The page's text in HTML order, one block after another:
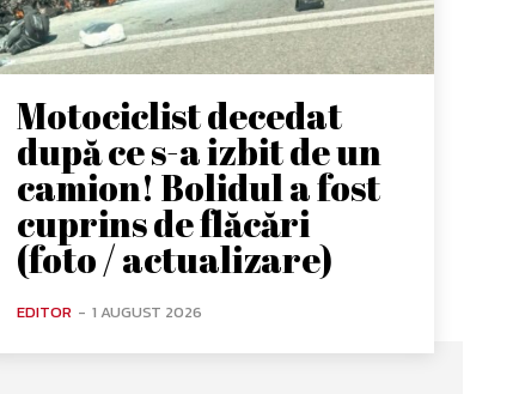
Motociclist decedat
după ce s-a izbit de un
camion! Bolidul a fost
cuprins de flăcări
(foto / actualizare)
EDITOR - 1 AUGUST 2026